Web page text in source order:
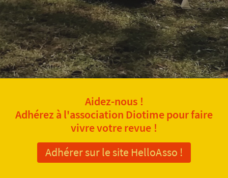
Aidez-nous !
Adhérez à l'association Diotime pour faire
vivre votre revue !
Adhérer sur le site HelloAsso !